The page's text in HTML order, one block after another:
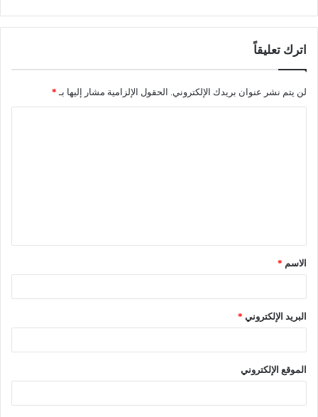
اترك تعليقاً
لن يتم نشر عنوان بريدك الإلكتروني. الحقول الإلزامية مشار إليها بـ *
ق
*الاسم *
البريد الإلكتروني *
الموقع الإلكتروني